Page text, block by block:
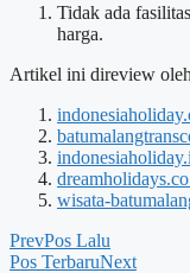
Tidak ada
harga.
Artikel ini direview
wisata-
PrevPos Lalu
Pos TerbaruNext